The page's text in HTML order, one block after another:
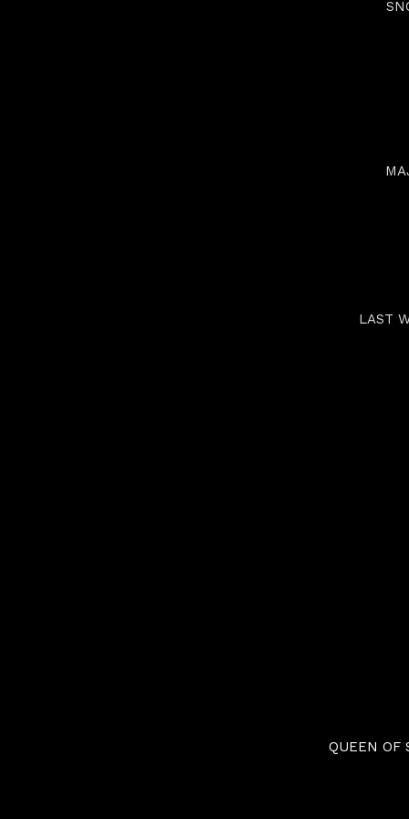
LAST
QUEEN